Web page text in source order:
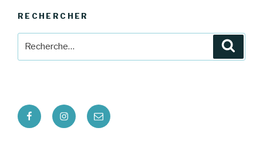
RECHERCHER
FacebookInstagram
E-
mail